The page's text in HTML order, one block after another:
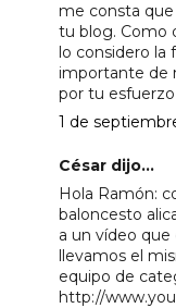
me consta
tu blog. Como
lo considero la
importante de
por tu esfuerzo
1 de
César dijo...
Hola Ramón:
baloncesto
a un vídeo
llevamos el
equipo de
http://